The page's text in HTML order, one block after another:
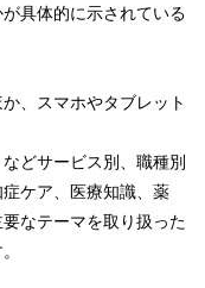
具体的に示されている
、スマホやタブレット
どサービス別、職種別
ケア、医療知識、薬
なテーマを取り扱った